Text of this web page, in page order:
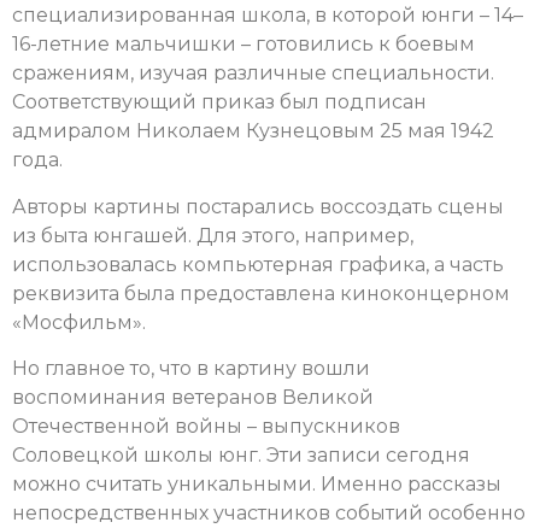
специализированная школа, в которой юнги – 14–
16-летние мальчишки – готовились к боевым
сражениям, изучая различные специальности.
Соответствующий приказ был подписан
адмиралом Николаем Кузнецовым 25 мая 1942
года.
Авторы картины постарались воссоздать сцены
из быта юнгашей. Для этого, например,
использовалась компьютерная графика, а часть
реквизита была предоставлена киноконцерном
«Мосфильм».
Но главное то, что в картину вошли
воспоминания ветеранов Великой
Отечественной войны – выпускников
Соловецкой школы юнг. Эти записи сегодня
можно считать уникальными. Именно рассказы
непосредственных участников событий особенно